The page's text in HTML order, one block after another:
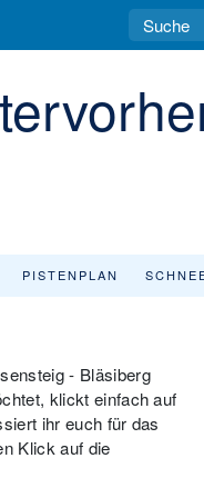
PISTENPLAN
- Bläsiberg
klickt einfach auf
ihr euch für das
Klick auf die